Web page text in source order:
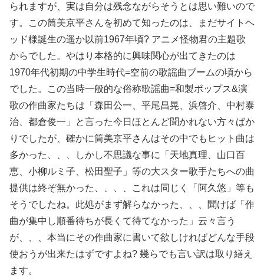
られますが、実は自分は残念ながらそうとは思い難いので
す。この筒美京平さんを初めて知ったのは、まだサイトヘ
ッド様誕生の遥か以前1967年頃? アニメ怪物君の主題歌
からでした。やはり本格的に興味関心が出てきたのは
1970年代初期の中学生時代=空前の歌謡曲ブームの頃から
でした。この当時一般的な俗称歌謡曲=和製ポップス&演
歌の作曲家たちは「森田公一、平尾昌晃、浜啓介、中村泰
治、都倉俊一」と言った今日ほとんど聞かれない方々ばか
りでしたが、確かに筒美京平さんはその中でもヒット曲は
多かった、、、しかし不思議な事に「天地真理、山口百
恵、小柳ルミ子、松田聖子」等の大スター歌手たちへの曲
提供は終ぞ無かった、、、、これは同じく「阿久悠」等も
そうでしたね。此処がまず解らなかった、、、聞けば「作
曲が集中し順番待ちが長くて待てなかった」云々言う
が、、、本当にその作曲家に書いて欲しければどんな手段
使おうが出来たはずですよね? 幾らでも言い訳は取り繕え
ます。